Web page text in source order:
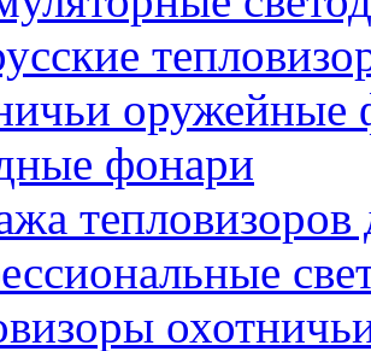
оружейные
фонари
тепловизоров